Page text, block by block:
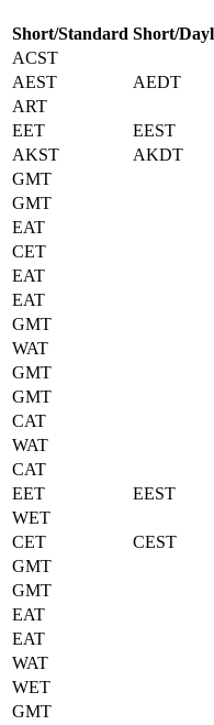
Short/Standard Short/
ACST
AEST AEDT
ART
EET EEST
AKST AKDT
GMT
GMT
EAT
CET
EAT
EAT
GMT
WAT
GMT
GMT
CAT
WAT
CAT
EET EEST
WET
CET CEST
GMT
GMT
EAT
EAT
WAT
WET
GMT